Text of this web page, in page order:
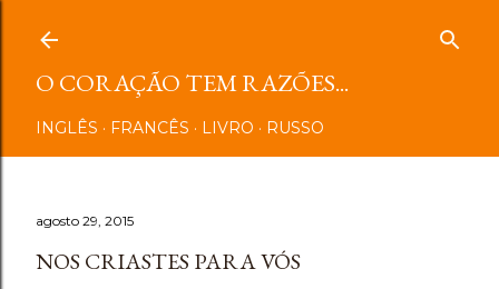
O CORAÇÃO TEM RAZÕES...
INGLÊS FRANCÊS LIVRO RUSSO
agosto 29, 2015
NOS CRIASTES PARA VÓS